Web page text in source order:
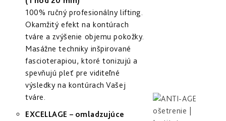
100% ručný profesionálny lifting.
Okamžitý efekt na kontúrach
tváre a zvýšenie objemu pokožky.
Masážne techniky inšpirované
fascioterapiou, ktoré tonizujú a
spevňujú pleť pre viditeľné
výsledky na kontúrach Vašej
tváre.
EXCELLAGE – omladzujúce